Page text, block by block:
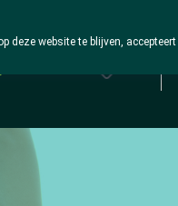
deze website te blijven,